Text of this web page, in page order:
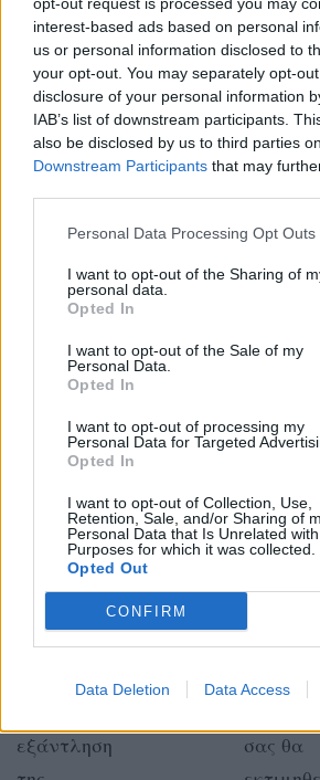
interest-based ads based on personal
us or personal information disclosed to
your opt-out. You may separately opt-
disclosure of your personal information
IAB’s list of downstream participants.
also be disclosed by us to third parties
Downstream Participants that may
Personal Data Processing Opt Outs
I want to opt-out of the Sharing of
personal data.
Opted In
I want to opt-out of the Sale of my
Personal Data.
Opted In
I want to opt-out of processing my
Personal Data for Targeted
Opted In
I want to opt-out of Collection, Use,
Retention, Sale, and/or Sharing of
Personal Data that Is Unrelated
Purposes for which it was collected.
Opted Out
CONFIRM
Data Deletion Data Access
σήμερα.
Δώστε την
ενέργειά
σας.
να
αλλά
ΤΟΞΟΤΗΣ
Γενικά
τίποτα δεν
σας σταματά.
έχετε την
αίσθηση πως
μπορείτε να
κατακτήσετε
τον κόσμο!
Θα
λίγο
ΥΔΡΟΧΟΟΣ
Αποφύγετε
εξάντληση
ΙΧΘΕΙΣ
Ο
σας θα